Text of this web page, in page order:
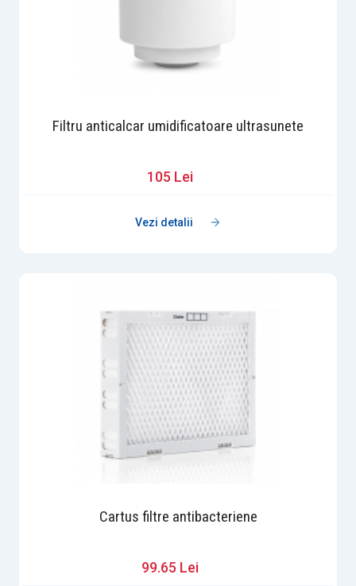
Filtru anticalcar umidificatoare ultrasunete
105 Lei
Vezi detalii
Cartus filtre antibacteriene
99.65 Lei